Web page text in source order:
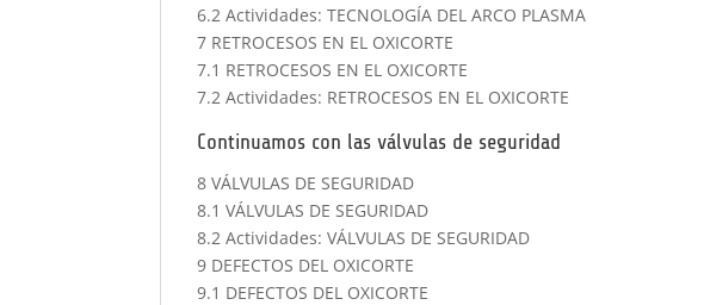
6.2 Actividades: TECNOLOGÍA DEL ARCO PLASMA
7 RETROCESOS EN EL OXICORTE
7.1 RETROCESOS EN EL OXICORTE
7.2 Actividades: RETROCESOS EN EL OXICORTE
Continuamos con las válvulas de seguridad
8 VÁLVULAS DE SEGURIDAD
8.1 VÁLVULAS DE SEGURIDAD
8.2 Actividades: VÁLVULAS DE SEGURIDAD
9 DEFECTOS DEL OXICORTE
9.1 DEFECTOS DEL OXICORTE